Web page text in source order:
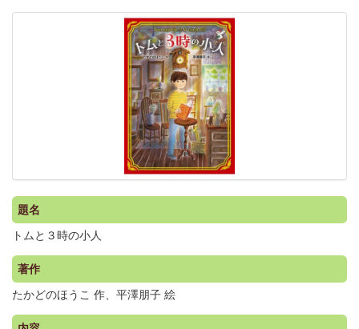
題名
トムと３時の小人
著作
たかどのほうこ 作、平澤朋子 絵